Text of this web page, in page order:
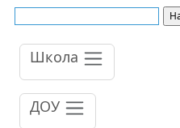
Школа
ДОУ